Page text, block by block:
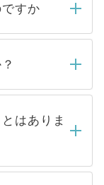
すか
担当者がご
ルもしくは
ご連絡をせて
待ちくださ
いる求人の
ご覧いただ
公開求人は
公開してい
はありま
切ありませ